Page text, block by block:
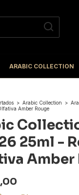
ARABIC COLLECTION
> Arabic Collection >
Amber Rouge
25ml -
Amber